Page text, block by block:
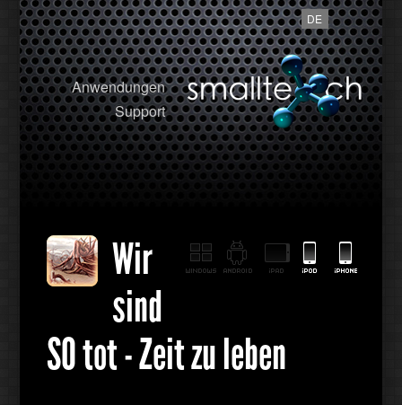
DE
Anwendungen
Support
Wir
sind
SO tot - Zeit zu leben